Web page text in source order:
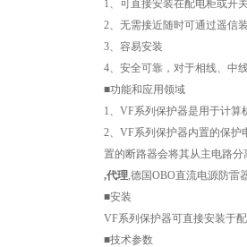
1、可直接安装在配电柜或开
2、无需接近随时可通过遥信
3、容易安装
4、安全可靠，对于相线、中
■功能和应用领域
1、VF系列保护器是用于计
2、VF系列保护器内置的保护
置的断路器会将其从主电路
,代理,德国OBO直流电源防雷
■安装
VF系列保护器可直接安装于
■技术参数